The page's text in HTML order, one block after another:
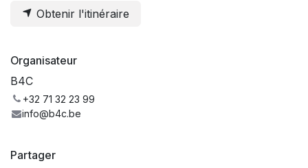
Obtenir l'itinéraire
Organisateur
B4C
+32 71 32 23 99
info@b4c.be
Partager